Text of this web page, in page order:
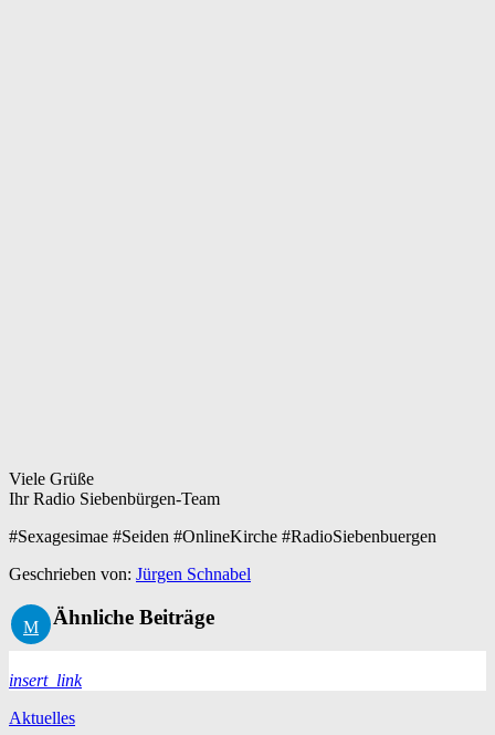
Viele Grüße
Ihr Radio Siebenbürgen-Team
#Sexagesimae #Seiden #OnlineKirche #RadioSiebenbuergen
Geschrieben von: Jürgen Schnabel
Ähnliche Beiträge
insert_link
Aktuelles